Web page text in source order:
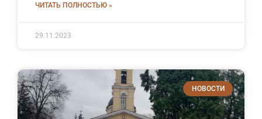
ЧИТАТЬ ПОЛНОСТЬЮ »
29.11.2023
НОВОСТИ